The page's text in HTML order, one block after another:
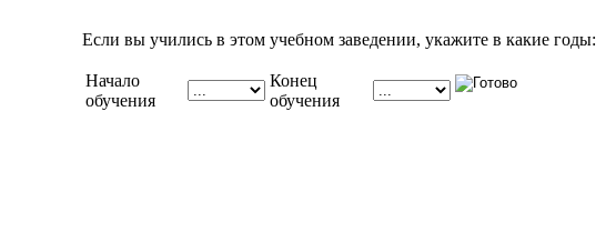
Если вы учились в этом учебном заведении, укажите в какие годы:
Начало
обучения
Конец
обучения